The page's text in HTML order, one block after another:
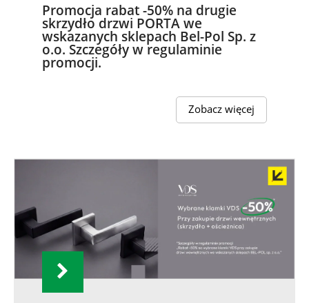
Promocja rabat -50% na drugie
skrzydło drzwi PORTA we
wskazanych sklepach Bel-Pol Sp. z
o.o. Szczegóły w regulaminie
promocji.
Zobacz więcej